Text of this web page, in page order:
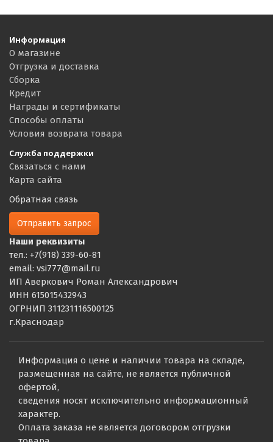
Информация
О магазине
Отгрузка и доставка
Сборка
Кредит
Награды и сертификаты
Способы оплаты
Условия возврата товара
Служба поддержки
Связаться с нами
Карта сайта
Обратная связь
Отправить запрос
Наши реквизиты
тел.: +7(918) 339-60-81
email: vsi777@mail.ru
ИП Аверкович Роман Александрович
ИНН 615015432943
ОГРНИП 311231116500125
г.Краснодар
Информация о цене и наличии товара на складе,
размещенная на сайте, не является публичной
офертой,
сведения носят исключительно информационный
характер.
Оплата заказа не является договором отгрузки